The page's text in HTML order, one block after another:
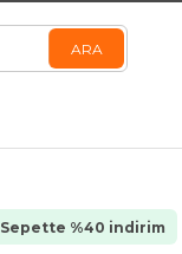
Sepette %40 indirim